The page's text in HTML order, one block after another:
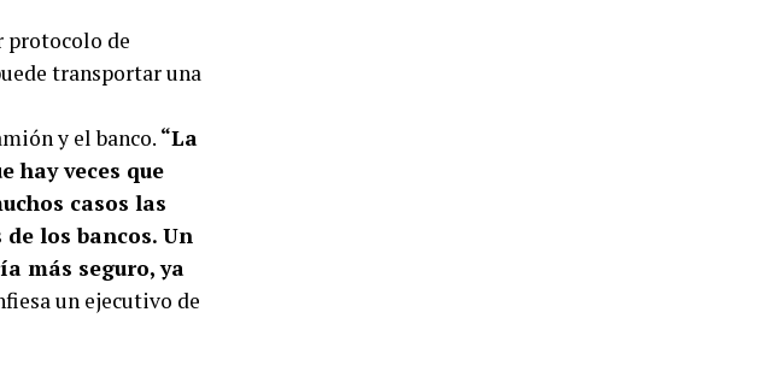
protocolo de
transportar una
y el banco. “La
hay veces que
casos las
los bancos. Un
más seguro, ya
un ejecutivo de